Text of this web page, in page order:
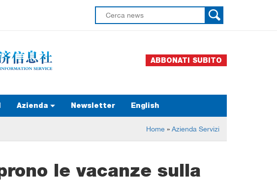
ABBONATI SUBITO
Azienda Newsletter English
Home » Azienda Servizi
le vacanze sulla